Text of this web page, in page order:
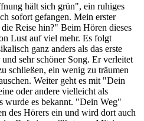
hält sich grün", ein ruhiges
sofort gefangen. Mein erster
Reise hin?" Beim Hören dieses
Lust auf viel mehr. Es folgt
ganz anders als das erste
sehr schöner Song. Er verleitet
schließen, ein wenig zu träumen
Weiter geht es mit "Dein
oder andere vielleicht als
wurde es bekannt. "Dein Weg"
des Hörers ein und wird dort auch